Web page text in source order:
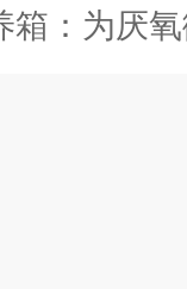
为厌氧微生物提